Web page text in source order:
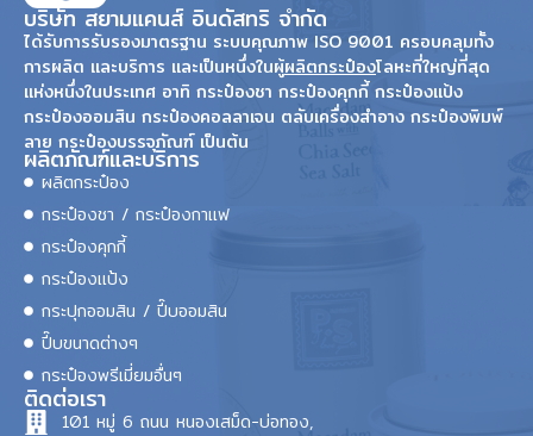
บริษัท สยามแคนส์ อินดัสทริ จำกัด
ได้รับการรับรองมาตรฐาน ระบบคุณภาพ ISO 9001 ครอบคลุมทั้ง
การผลิต และบริการ และเป็นหนึ่งในผู้ผลิตกระป๋องโลหะที่ใหญ่ที่สุด
แห่งหนึ่งในประเทศ อาทิ กระป๋องชา กระป๋องคุกกี้ กระป๋องแป้ง
กระป๋องออมสิน กระป๋องคอลลาเจน ตลับเครื่องสำอาง กระป๋องพิมพ์
ลาย กระป๋องบรรจุภัณฑ์ เป็นต้น
ผลิตภัณฑ์และบริการ
ผลิตกระป๋อง
กระป๋องชา / กระป๋องกาแฟ
กระป๋องคุกกี้
กระป๋องแป้ง
กระปุกออมสิน / ปี๊บออมสิน
ปี๊บขนาดต่างๆ
กระป๋องพรีเมี่ยมอื่นๆ
ติดต่อเรา
101 หมู่ 6 ถนน หนองเสม็ด-บ่อทอง,